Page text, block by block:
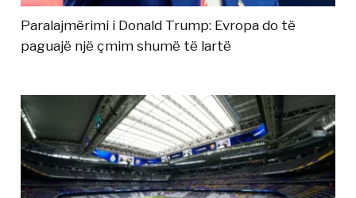
Paralajmërimi i Donald Trump: Evropa do të
paguajë një çmim shumë të lartë